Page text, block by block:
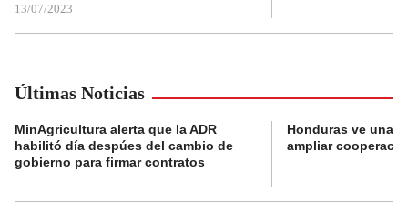
13/07/2023
Últimas Noticias
MinAgricultura alerta que la ADR
habilitó día despúes del cambio de
gobierno para firmar contratos
Honduras ve una
ampliar